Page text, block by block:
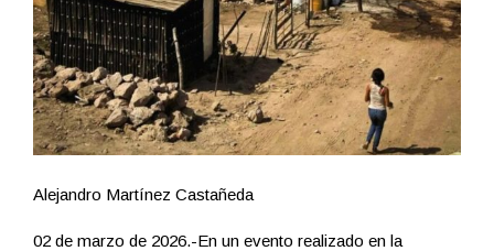
Alejandro Martínez Castañeda
02 de marzo de 2026.-En un evento realizado en la